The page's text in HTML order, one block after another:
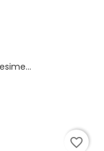
favorite_border